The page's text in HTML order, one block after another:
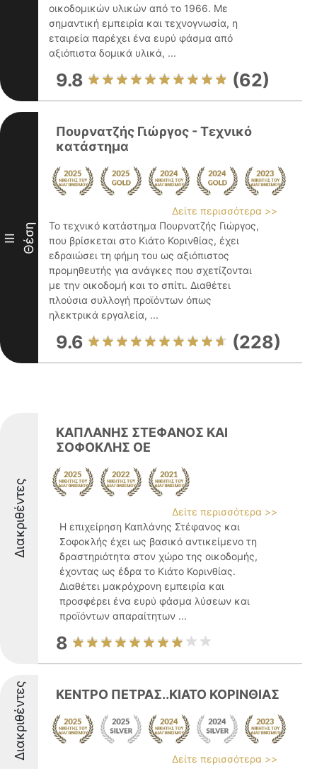
οικοδομικών υλικών από το 1966. Με
σημαντική εμπειρία και τεχνογνωσία, η
εταιρεία παρέχει ένα ευρύ φάσμα από
αξιόπιστα δομικά υλικά, ...
9.8 (62)
III Θέση
Πουρνατζής Γιώργος - Τεχνικό
κατάστημα
Δείτε περισσότερα >>
Το τεχνικό κατάστημα Πουρνατζής Γιώργος,
που βρίσκεται στο Κιάτο Κορινθίας, έχει
εδραιώσει τη φήμη του ως αξιόπιστος
προμηθευτής για ανάγκες που σχετίζονται
με την οικοδομή και το σπίτι. Διαθέτει
πλούσια συλλογή προϊόντων όπως
ηλεκτρικά εργαλεία, ...
9.6 (228)
Διακριθέντες
ΚΑΠΛΑΝΗΣ ΣΤΕΦΑΝΟΣ ΚΑΙ
ΣΟΦΟΚΛΗΣ ΟΕ
Δείτε περισσότερα >>
Η επιχείρηση Καπλάνης Στέφανος και
Σοφοκλής έχει ως βασικό αντικείμενο τη
δραστηριότητα στον χώρο της οικοδομής,
έχοντας ως έδρα το Κιάτο Κορινθίας.
Διαθέτει μακρόχρονη εμπειρία και
προσφέρει ένα ευρύ φάσμα λύσεων και
προϊόντων απαραίτητων ...
8
Διακριθέντες ΚΕΝΤΡΟ ΠΕΤΡΑΣ..ΚΙΑΤΟ ΚΟΡΙΝΘΙΑΣ
Δείτε περισσότερα >>